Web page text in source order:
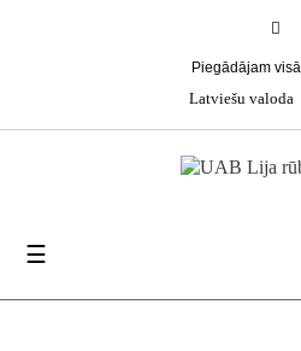
Piegādājam
Latviešu valoda
Toggle
☰